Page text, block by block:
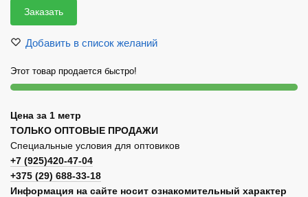
Заказать
Добавить в список желаний
Этот товар продается быстро!
Цена за 1 метр
ТОЛЬКО ОПТОВЫЕ ПРОДАЖИ
Специальные условия для оптовиков
+7 (925)420-47-04
+375 (29) 688-33-18
Информация на сайте носит ознакомительный характер